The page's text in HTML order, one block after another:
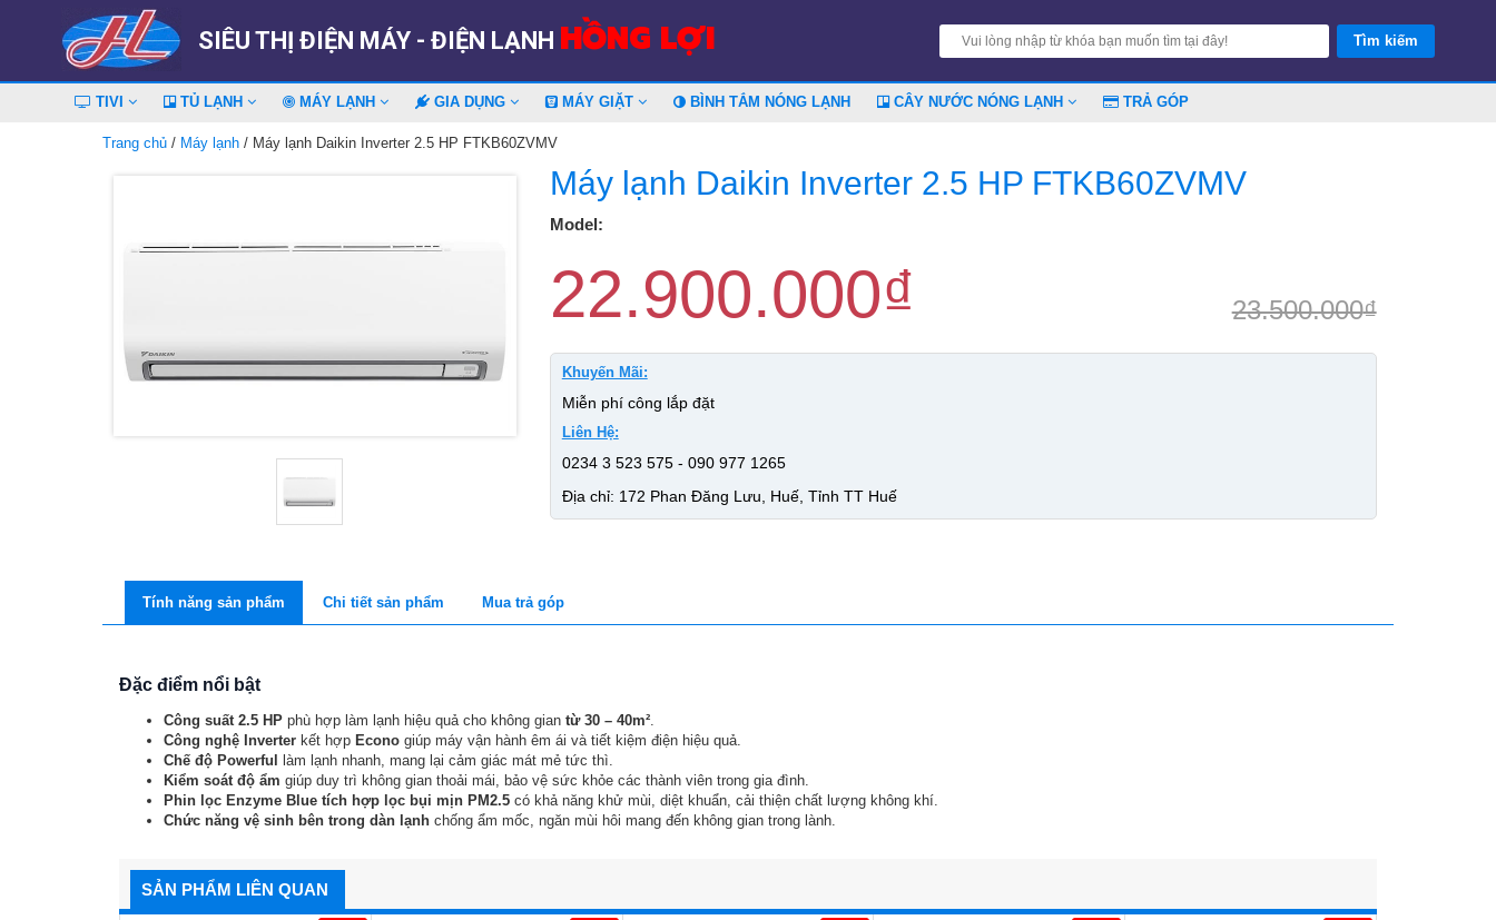
SIÊU THỊ ĐIỆN MÁY - ĐIỆN LẠNH HỒNG LỢI
TIVI TỦ LẠNH MÁY LẠNH GIA DỤNG MÁY GIẶT BÌNH TẮM NÓNG LẠNH CÂY NƯỚC NÓNG LẠNH TRẢ GÓP
Trang chủ / Máy lạnh / Máy lạnh Daikin Inverter 2.5 HP FTKB60ZVMV
Máy lạnh Daikin Inverter 2.5 HP FTKB60ZVMV
Model:
22.900.000₫ 23.500.000₫
Khuyến Mãi:
Miễn phí công lắp đặt
Liên Hệ:
0234 3 523 575 - 090 977 1265
Địa chỉ: 172 Phan Đăng Lưu, Huế, Tỉnh TT Huế
Tính năng sản phẩm Chi tiết sản phẩm Mua trả góp
Đặc điểm nổi bật
Công suất 2.5 HP phù hợp làm lạnh hiệu quả cho không giantừ 30 – 40m².
Công nghệ Inverter kết hợp Econo giúp máy vận hành êm ái và tiết kiệm điện hiệu quả.
Chế độ Powerful
làm lạnh nhanh, mang lại cảm giác mát mẻ tức thì.
Kiểm soát độ ẩm giúp duy trì không gian thoải mái, bảo vệ sức khỏe các thành viên trong gia đình.
Phin lọc Enzyme Blue tích hợp lọc bụi mịn PM2.5có khả năng khử mùi, diệt khuẩn, cải thiện chất lượng không khí.
Chức năng vệ sinh bên trong dàn lạnh chống ẩm mốc, ngăn mùi hôi mang đến không gian trong lành.
SẢN PHẨM LIÊN QUAN